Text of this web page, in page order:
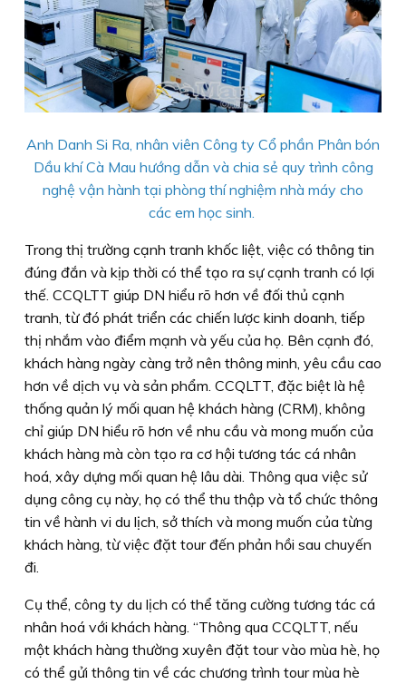
Anh Danh Si Ra, nhân viên Công ty Cổ phần Phân bón
Dầu khí Cà Mau hướng dẫn và chia sẻ quy trình công
nghệ vận hành tại phòng thí nghiệm nhà máy cho
các em học sinh.
Trong thị trường cạnh tranh khốc liệt, việc có thông tin
đúng đắn và kịp thời có thể tạo ra sự cạnh tranh có lợi
thế. CCQLTT giúp DN hiểu rõ hơn về đối thủ cạnh
tranh, từ đó phát triển các chiến lược kinh doanh, tiếp
thị nhắm vào điểm mạnh và yếu của họ. Bên cạnh đó,
khách hàng ngày càng trở nên thông minh, yêu cầu cao
hơn về dịch vụ và sản phẩm. CCQLTT, đặc biệt là hệ
thống quản lý mối quan hệ khách hàng (CRM), không
chỉ giúp DN hiểu rõ hơn về nhu cầu và mong muốn của
khách hàng mà còn tạo ra cơ hội tương tác cá nhân
hoá, xây dựng mối quan hệ lâu dài. Thông qua việc sử
dụng công cụ này, họ có thể thu thập và tổ chức thông
tin về hành vi du lịch, sở thích và mong muốn của từng
khách hàng, từ việc đặt tour đến phản hồi sau chuyến
đi.
Cụ thể, công ty du lịch có thể tăng cường tương tác cá
nhân hoá với khách hàng. “Thông qua CCQLTT, nếu
một khách hàng thường xuyên đặt tour vào mùa hè, họ
có thể gửi thông tin về các chương trình tour mùa hè